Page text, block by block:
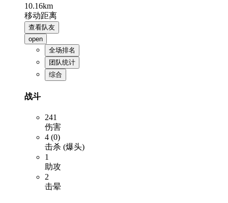
10.16km
移动距离
查看队友
open
全场排名
团队统计
综合
战斗
241
伤害
4 (0)
击杀 (爆头)
1
助攻
2
击晕